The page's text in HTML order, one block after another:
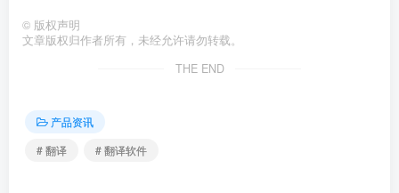
© 版权声明
文章版权归作者所有，未经允许请勿转载。
THE END
产品资讯
# 翻译
# 翻译软件